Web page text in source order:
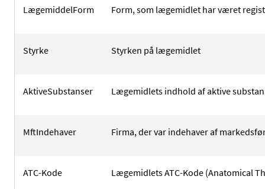
LægemiddelForm Form, som lægemidlet har været
Styrke Styrken på lægemidlet
AktiveSubstanser Lægemidlets indhold af aktive
MftIndehaver Firma, der var indehaver af
ATC-Kode Lægemidlets ATC-Kode (Anatomical